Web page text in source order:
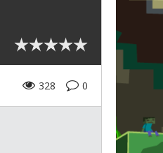
0
328